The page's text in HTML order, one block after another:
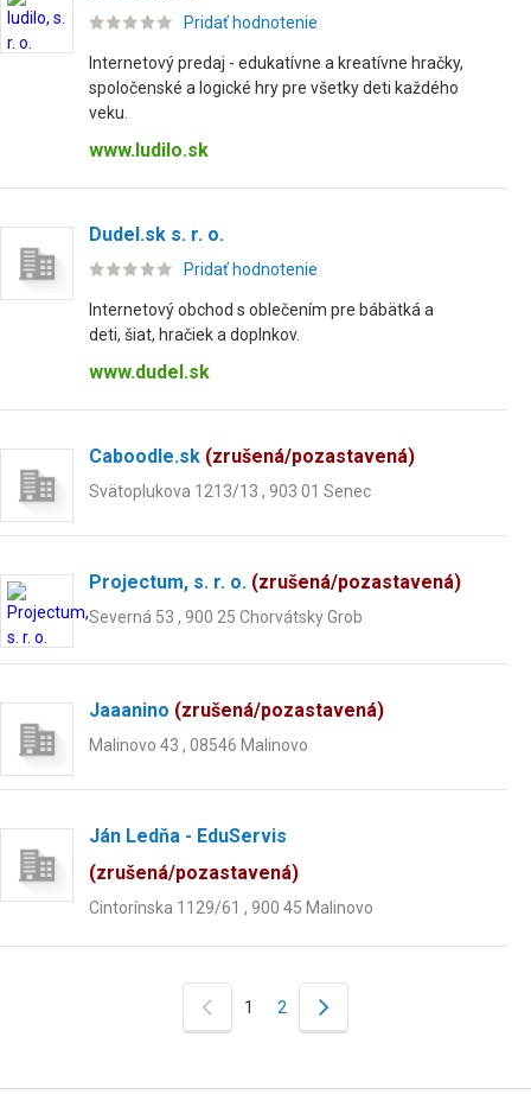
Pridať hodnotenie
Internetový predaj - edukatívne a kreatívne hračky,
spoločenské a logické hry pre všetky deti každého
veku.
www.ludilo.sk
Dudel.sk s. r. o.
Pridať hodnotenie
Internetový obchod s oblečením pre bábätká a
deti, šiat, hračiek a doplnkov.
www.dudel.sk
Caboodle.sk (zrušená/pozastavená)
Svätoplukova 1213/13 , 903 01 Senec
Projectum, s. r. o. (zrušená/pozastavená)
Severná 53 , 900 25 Chorvátsky Grob
Jaaanino (zrušená/pozastavená)
Malinovo 43 , 08546 Malinovo
Ján Ledňa - EduServis
(zrušená/pozastavená)
Cintorínska 1129/61 , 900 45 Malinovo
1 2